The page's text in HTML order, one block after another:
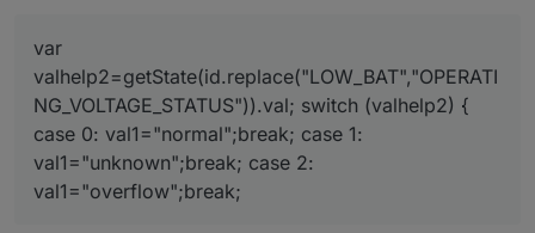
müssen wir anders abfragen
ich weiss nicht wie es bei anderen aussieht, aber bei
mir klappt es wenn ich im Skript
OPERATING_VOLTAGE_STATUS gegen
liv-in-sky sagte in
          case 1:     val1="unknown";break;
          case 2:     val1="overflow";break;
var
valhelp2=getState(id.replace("LOW_BAT","OPERATI
NG_VOLTAGE_STATUS")).val; switch (valhelp2) {
case 0: val1="normal";break; case 1:
val1="unknown";break; case 2:
val1="overflow";break;